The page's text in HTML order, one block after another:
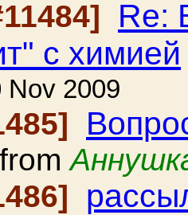
Re:
с химией
Nov 2009